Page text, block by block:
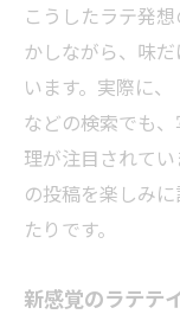
こうしたラテ発
かしながら、味
います。実際に
などの検索でも
理が注目されてい
の投稿を楽しみ
たりです。
新感覚のラテテ